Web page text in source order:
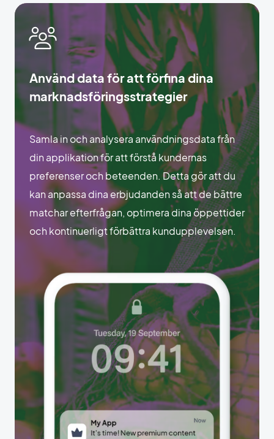
Använd data för att förfina dina
marknadsföringsstrategier
Samla in och analysera användningsdata från
din applikation för att förstå kundernas
preferenser och beteenden. Detta gör att du
kan anpassa dina erbjudanden så att de bättre
matchar efterfrågan, optimera dina öppettider
och kontinuerligt förbättra kundupplevelsen.